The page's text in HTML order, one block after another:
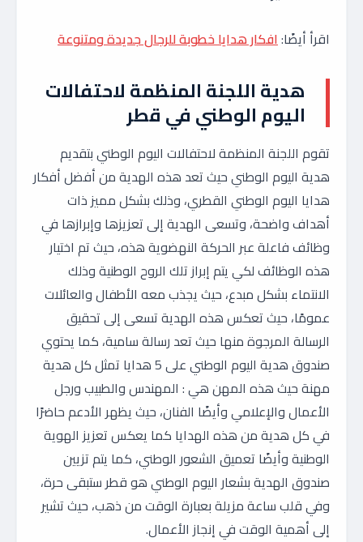
اقرأ أيضًا:افكار هدايا خطوبة للرجال جديدة ومتنوعة
هدية اللجنة المنظمة لاحتفالات
اليوم الوطني في قطر
تقوم اللجنة المنظمة لاحتفالات اليوم الوطني بتقديم
هدية اليوم الوطني حيث تعد هذه الهدية من أفضل أفكار
هدايا اليوم الوطني القطري، وذلك بشكل مميز ذات
أهداف واضحة، وتسعى الهدية إلى تعزيزها وإبرازها في
وظائف فاعلة عبر الحركة النهضوية هذه، حيث تم اختيار
هذه الوظائف لكي يتم إبراز تلك الروح الوطنية وذلك
الانتماء بشكل مبدع، حيث يجذب معه الأطفال والعائلات
عمومًا، حيث تعكس هذه الهدية تسعى إلى تحقيق
الرسالة المرجوة منها حيث تعد رسالة سامية، كما يحتوي
صندوق هدية اليوم الوطني على 5 هدايا تمثل كل هدية
مهنة حيث هذه المهن هي : المهندس والطبيب ورجل
الأعمال والإعلامي وأيضًا الفنان، حيث يظهر الأدعم حاضرًا
في كل هدية من هذه الهدايا كما يعكس تعزيز الهوية
الوطنية وأيضًا تعميق الشعور الوطني، كما يتم تزيين
صندوق الهدية بشعار اليوم الوطني هو قطر ستبقى حرة،
وفي قلب ساعة مزيلة بعبارة الوقت من ذهب، حيث تشير
إلى أهمية الوقت في إنجاز الأعمال.